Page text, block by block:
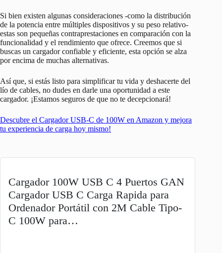
Si bien existen algunas consideraciones -como la distribución
de la potencia entre múltiples dispositivos y su peso relativo-
estas son pequeñas contraprestaciones en comparación con la
funcionalidad y el rendimiento que ofrece. Creemos que si
buscas un cargador confiable y eficiente, esta opción se alza
por encima de muchas alternativas.
Así que, si estás listo para simplificar tu vida y deshacerte del
lío de cables, no dudes en darle una oportunidad a este
cargador. ¡Estamos seguros de que no te decepcionará!
Descubre el Cargador USB-C de 100W en Amazon y mejora
tu experiencia de carga hoy mismo!
Cargador 100W USB C 4 Puertos GAN
Cargador USB C Carga Rapida para
Ordenador Portátil con 2M Cable Tipo-
C 100W para…